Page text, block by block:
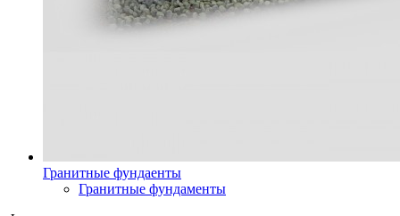
Гранитные фундаенты
Гранитные фундаменты